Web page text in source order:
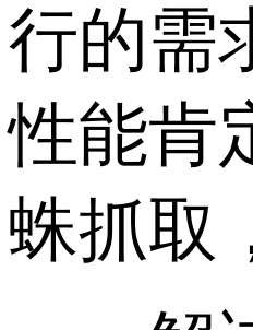
行的需
性能肯
蛛抓取